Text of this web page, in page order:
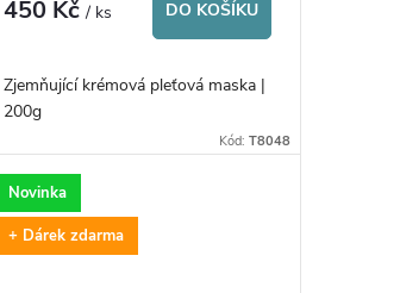
450 Kč/ ks DO KOŠÍKU
Zjemňující krémová pleťová maska |
200g
Kód: T8048
Novinka
+ Dárek zdarma